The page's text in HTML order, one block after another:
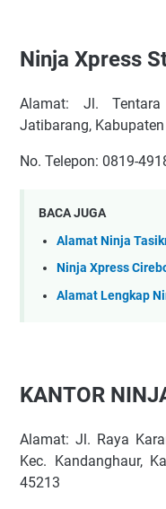
Ninja Xpress
Alamat: Jl.
Jatibarang,
No. Telepon: 0819-
BACA JUGA
Alamat Ninja
Ninja Xpress
Alamat Lengkap
KANTOR
Alamat: Jl. Raya
Kec. Kandanghaur,
45213